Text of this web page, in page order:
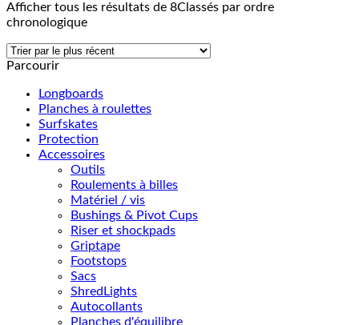
Afficher tous les résultats de 8Classés par ordre
chronologique
Parcourir
Longboards
Planches à roulettes
Surfskates
Protection
Accessoires
Outils
Roulements à billes
Matériel / vis
Bushings & Pivot Cups
Riser et shockpads
Griptape
Footstops
Sacs
ShredLights
Autocollants
Planches d'équilibre